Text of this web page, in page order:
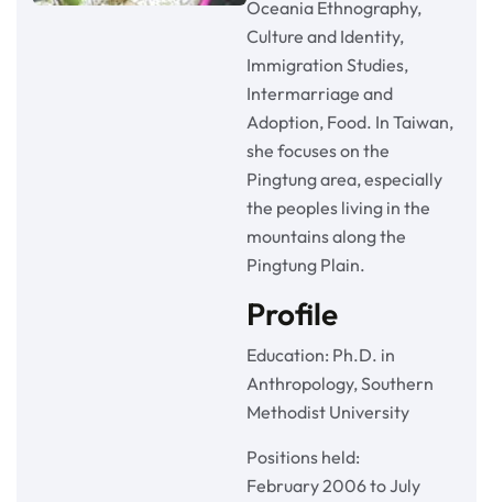
Oceania Ethnography,
Culture and Identity,
Immigration Studies,
Intermarriage and
Adoption, Food. In Taiwan,
she focuses on the
Pingtung area, especially
the peoples living in the
mountains along the
Pingtung Plain.
Profile
Education: Ph.D. in
Anthropology, Southern
Methodist University
Positions held:
February 2006 to July